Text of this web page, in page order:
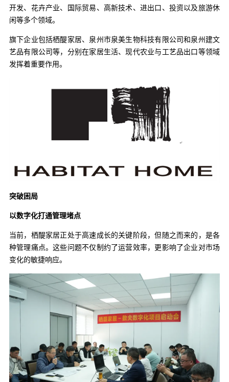
开发、花卉产业、国际贸易、高新技术、进出口、投资以及旅游休
闲等多个领域。
旗下企业包括栖醍家居、泉州市泉美生物科技有限公司和泉州建文
艺品有限公司等，分别在家居生活、现代农业与工艺品出口等领域
发挥着重要作用。
突破困局
以数字化打通管理堵点
当前，栖醍家居正处于高速成长的关键阶段，但随之而来的，是各
种管理痛点。这些问题不仅制约了运营效率，更影响了企业对市场
变化的敏捷响应。